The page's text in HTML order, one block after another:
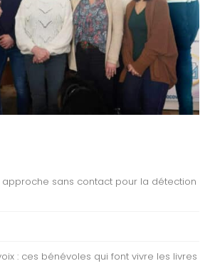
approche sans contact pour la détection
: ces bénévoles qui font vivre les livres